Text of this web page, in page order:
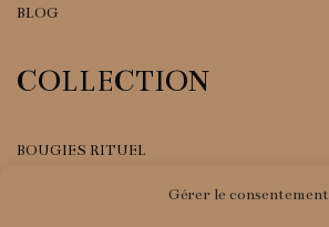
Gérer le consentement
BLOG
COLLECTION
BOUGIES RITUEL